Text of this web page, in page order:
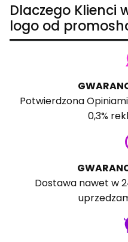
Dlaczego Klienci
logo od
Potwierdzona
0,3%
Dostawa nawet w